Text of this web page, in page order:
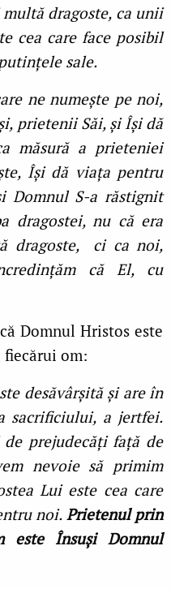
dragoste, ca unii
cea care face posibil
sale.
ne numește pe noi,
prietenii Săi, și Își dă
măsură a prieteniei
Își dă viața pentru
Domnul S-a răstignit
dragostei, nu că era
dragoste, ci ca noi,
că El, cu
Domnul Hristos este
om:
desăvârșită și are în
sacrificiului, a jertfei.
prejudecăți față de
nevoie să primim
Lui este cea care
noi. Prietenul prin
este Însuși Domnul